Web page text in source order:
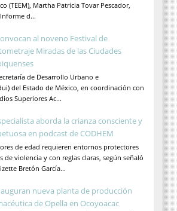
(TEEM), Martha Patricia Tovar Pescador,
d...
al noveno Festival de
Miradas de las Ciudades
de Desarrollo Urbano e
del Estado de México, en coordinación con
Superiores Ac...
aborda la crianza consciente y
en podcast de CODHEM
de edad requieren entornos protectores
de violencia y con reglas claras, según señaló
Bretón García...
nueva planta de producción
de Opella en Ocoyoacac